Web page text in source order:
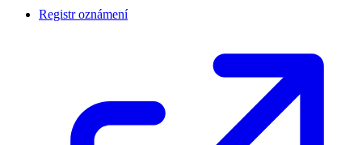
Registr oznámení